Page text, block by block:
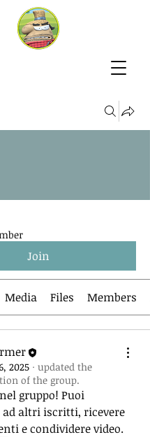
Join
Media Files Members
2025 · updated the
of the group.
gruppo! Puoi
altri iscritti, ricevere
e condividere video.